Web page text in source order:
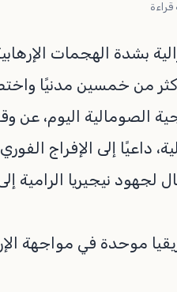
بشدة الهجمات
من خمسين مدنيًا
الصومالية اليوم،
داعيًا إلى الإفراج
نيجيريا الرامية
موحدة في مواجهة